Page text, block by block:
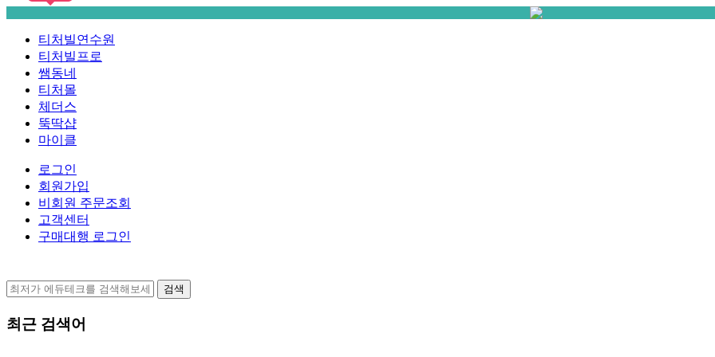
티처빌연수원
티처빌프로
쌤동네
티처몰
체더스
뚝딱샵
마이클
로그인
회원가입
비회원 주문조회
고객센터
구매대행 로그인
검색
최근 검색어